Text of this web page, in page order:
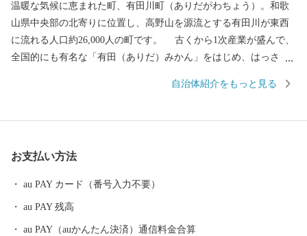
温暖な気候に恵まれた町、有田川町（ありだがわちょう）。和歌
山県中央部の北寄りに位置し、高野山を源流とする有田川が東西
に流れる人口約26,000人の町です。 古くから1次産業が盛んで、
全国的にも有名な「有田（ありだ）みかん」をはじめ、はっさく
椒」の栽培が活発に行われるなど、自然に恵まれた町です。また
自治体紹介をもっと見る
お支払い方法
au PAY カード（番号入力不要）
au PAY 残高
au PAY（auかんたん決済）通信料金合算